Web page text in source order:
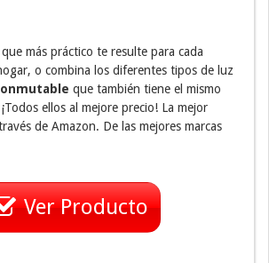
más práctico te resulte para cada
o combina los diferentes tipos de luz
que también tiene el mismo
ellos al mejore precio! La mejor
de Amazon. De las mejores marcas
Ver Producto